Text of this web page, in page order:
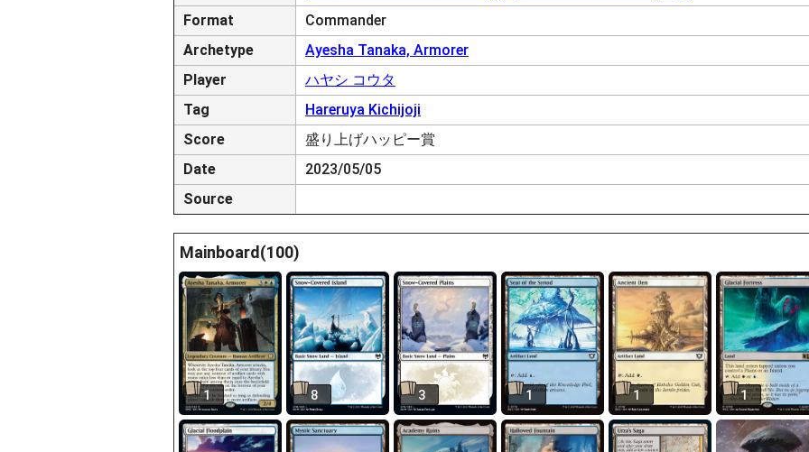
Format
Commander
Archetype
Ayesha Tanaka, Armorer
Player
ハヤシ コウタ
Tag
Hareruya Kichijoji
Score
盛り上げハッピー賞
Date
2023/05/05
Source
Mainboard(100)
1 8 3 1 1 1